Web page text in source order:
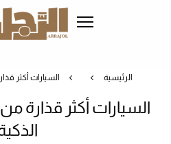
الرئيسية السيارات أكثر
السيارات أكثر قذارة